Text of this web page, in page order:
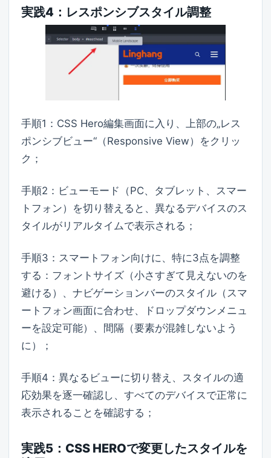
実践4：レスポンシブスタイル調整
手順1：CSS Hero編集画面に入り、上部の„レス
ポンシブビュー“（Responsive View）をクリッ
ク；
手順2：ビューモード（PC、タブレット、スマー
トフォン）を切り替えると、異なるデバイスのス
タイルがリアルタイムで表示される；
手順3：スマートフォン向けに、特に3点を調整
する：フォントサイズ（小さすぎて見えないのを
避ける）、ナビゲーションバーのスタイル（スマ
ートフォン画面に合わせ、ドロップダウンメニュ
ーを設定可能）、間隔（要素が混雑しないよう
に）；
手順4：異なるビューに切り替え、スタイルの適
応効果を逐一確認し、すべてのデバイスで正常に
表示されることを確認する；
実践5：CSS HEROで変更したスタイルを